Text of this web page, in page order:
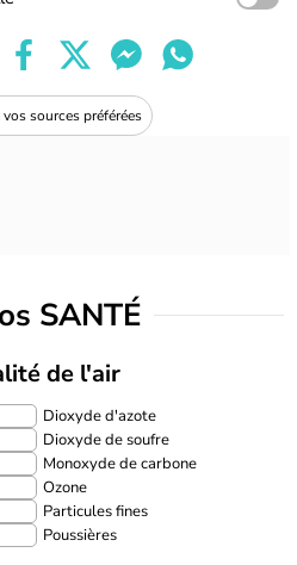
sources préférées
SANTÉ
de l'air
Dioxyde d'azote
Dioxyde de soufre
Monoxyde de carbone
Ozone
Particules fines
Poussières